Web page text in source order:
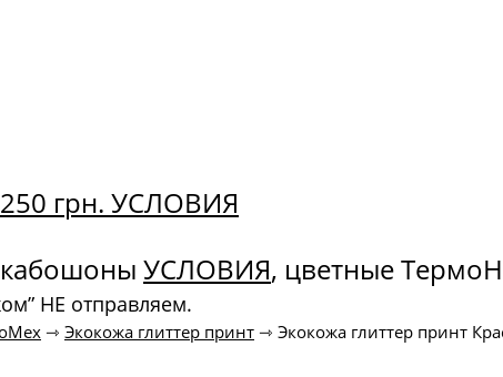
грн. УСЛОВИЯ
кабошоны УСЛОВИЯ, цветные
НЕ отправляем.
⇾ Экокожа глиттер принт ⇾ Экокожа глиттер принт